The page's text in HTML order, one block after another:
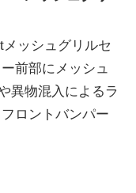
ッシュグリルセ
前部にメッシュ
異物混入によるラ
ロントバンパー